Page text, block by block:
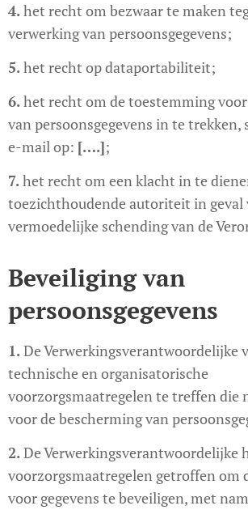
4. het recht om bezwaar te maken
verwerking van persoonsgegevens;
5. het recht op dataportabiliteit;
6. het recht om de toestemming
van persoonsgegevens in te
e-mail op: [….];
7. het recht om een klacht in te
toezichthoudende autoriteit in geval
vermoedelijke schending van de
Beveiliging van
persoonsgegevens
1. De Verwerkingsverantwoordelijke
technische en organisatorische
voorzorgsmaatregelen te treffen die
voor de bescherming van
2. De Verwerkingsverantwoordelijke
voorzorgsmaatregelen getroffen om
voor gegevens te beveiligen, met